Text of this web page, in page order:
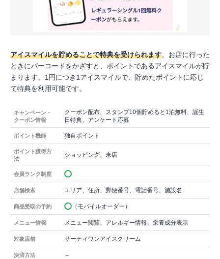
アイスマイルを貯めることで特典を受けられます。お店に行った
ときにバーコードをかざすと、ポイントであるアイスマイルが貯
まります。1円につき1アイスマイルで、貯めたポイントに応じ
て特典を利用可能です。
キャンペーン・
クーポン情報
クーポン配布、スタンプ10個貯めると1泊無料、誕生
日特典、アンケート応募
ポイント機能 独自ポイント
ポイント獲得方
法
ショッピング、来店
会員ランク制度
店舗検索 エリア、住所、郵便番号、電話番号、施設名
商品受取の予約 （モバイルオーダー）
メニュー情報 メニュー閲覧、アレルギー情報、栄養成分表示
対象店舗 サーティワンアイスクリーム
決済方法 －